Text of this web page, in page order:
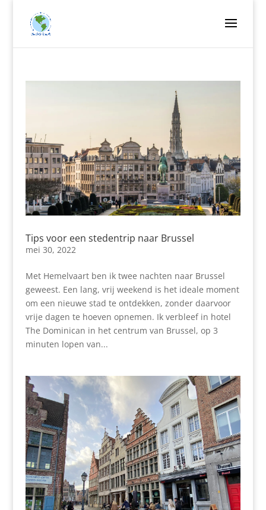
Tips voor een stedentrip naar Brussel
mei 30, 2022
Met Hemelvaart ben ik twee nachten naar Brussel
geweest. Een lang, vrij weekend is het ideale moment
om een nieuwe stad te ontdekken, zonder daarvoor
vrije dagen te hoeven opnemen. Ik verbleef in hotel
The Dominican in het centrum van Brussel, op 3
minuten lopen van...